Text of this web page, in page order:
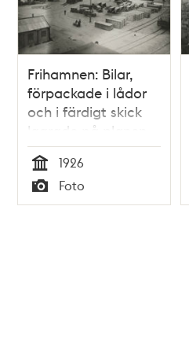
Frihamnen: Bilar,
förpackade i lådor
och i färdigt skick
lagrade på planen
väster om magasin
2
Tid
1926
Typ
Foto